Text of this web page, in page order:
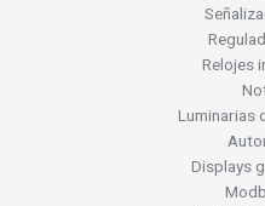
Relojes
Luminarias
Displays